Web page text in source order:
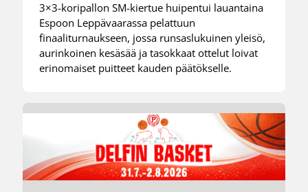
3×3-koripallon SM-kiertue huipentui lauantaina
Espoon Leppävaarassa pelattuun
finaaliturnaukseen, jossa runsaslukuinen yleisö,
aurinkoinen kesäsää ja tasokkaat ottelut loivat
erinomaiset puitteet kauden päätökselle.